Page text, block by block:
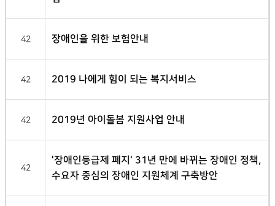
42 장애인을 위한 보험안내
42 2019 나에게 힘이 되는 복지서비스
42 2019년 아이돌봄 지원사업 안내
42
'장애인등급제 폐지' 31년 만에 바뀌는 장애인 정책,
수요자 중심의 장애인 지원체계 구축방안